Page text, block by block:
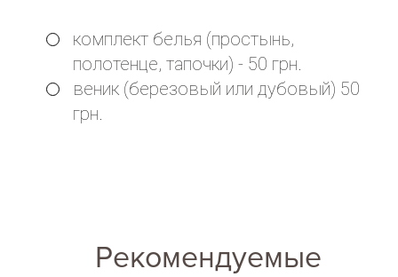
комплект белья (простынь,
полотенце, тапочки) - 50 грн.
веник (березовый или дубовый) 50
грн.
Рекомендуемые